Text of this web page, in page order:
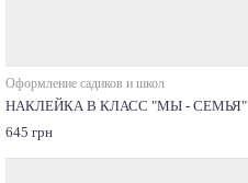
Оформление садиков и школ
НАКЛЕЙКА В КЛАСС "МЫ - СЕМЬЯ"
645 грн